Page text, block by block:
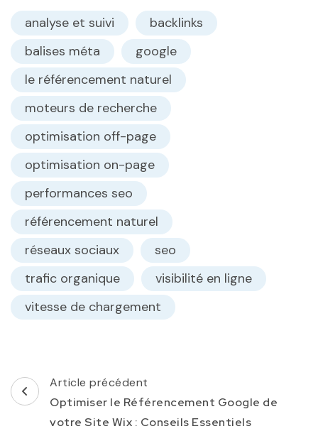
analyse et suivi
backlinks
balises méta
google
le référencement naturel
moteurs de recherche
optimisation off-page
optimisation on-page
performances seo
référencement naturel
réseaux sociaux
seo
trafic organique
visibilité en ligne
vitesse de chargement
Navigation
d'article
Article précédent
Optimiser le Référencement Google de
votre Site Wix : Conseils Essentiels